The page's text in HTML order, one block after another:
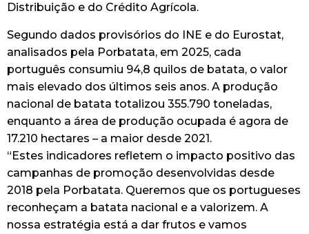
Distribuição e do Crédito Agrícola.
Segundo dados provisórios do INE e do Eurostat,
analisados pela Porbatata, em 2025, cada
português consumiu 94,8 quilos de batata, o valor
mais elevado dos últimos seis anos. A produção
nacional de batata totalizou 355.790 toneladas,
enquanto a área de produção ocupada é agora de
17.210 hectares – a maior desde 2021.
“Estes indicadores refletem o impacto positivo das
campanhas de promoção desenvolvidas desde
2018 pela Porbatata. Queremos que os portugueses
reconheçam a batata nacional e a valorizem. A
nossa estratégia está a dar frutos e vamos